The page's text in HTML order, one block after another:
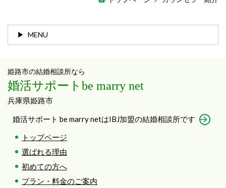
MENU
姫路市の結婚相談所なら
婚活サポートbe marry net
兵庫県姫路市
婚活サポート be marry netはIBJ加盟の結婚相談所です
トップページ
選ばれる理由
初めての方へ
プラン・料金のご案内